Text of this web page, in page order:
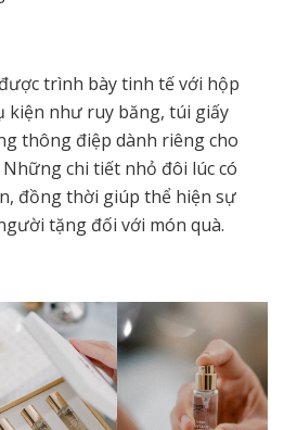
trình bày tinh tế với hộp
kiện như ruy băng, túi giấy
thông điệp dành riêng cho
chi tiết nhỏ đôi lúc có
đồng thời giúp thể hiện sự
tặng đối với món quà.